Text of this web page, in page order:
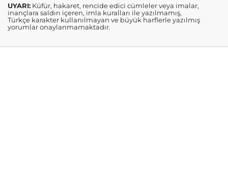
UYARI: Küfür, hakaret, rencide edici cümleler veya imalar,
inançlara saldırı içeren, imla kuralları ile yazılmamış,
Türkçe karakter kullanılmayan ve büyük harflerle yazılmış
yorumlar onaylanmamaktadır.